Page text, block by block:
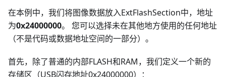
在本例中，我们将图像数据放入ExtFlashSection中，地址
为0x24000000。 您可以选择未在其他地方使用的任何地址
（不是代码或数据地址空间的一部分）。
首先，除了普通的内部FLASH和RAM，我们定义一个新的
存储区（USB闪存地址0x24000000）：